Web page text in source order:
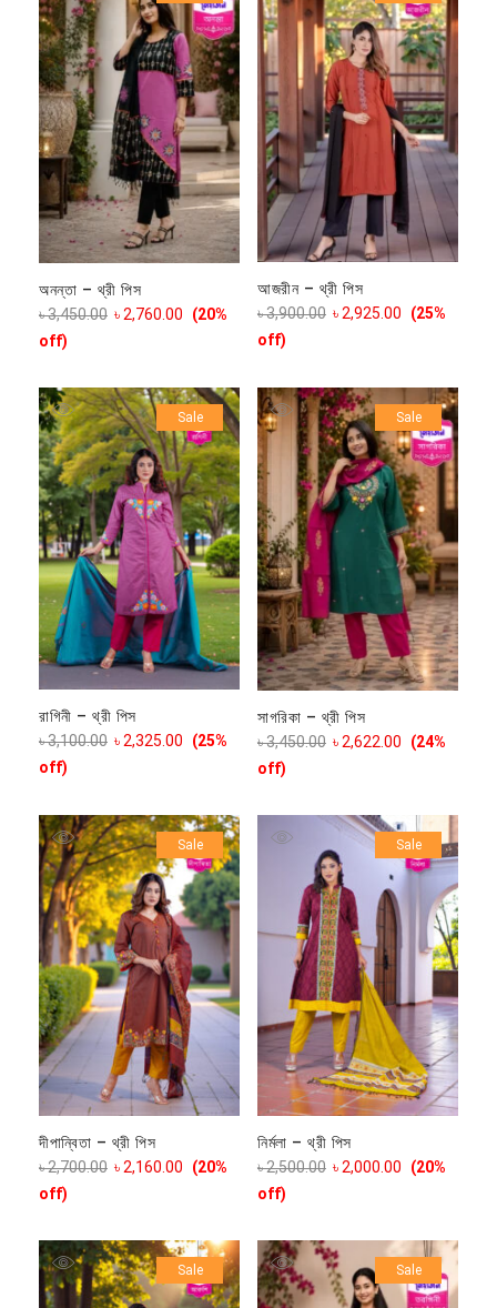
অনন্তা – থ্রী পিস
৳3,450.00 ৳ 2,760.00
(20%
off)
আজরীন – থ্রী পিস
৳3,900.00 ৳ 2,925.00
(25%
off)
Sale
রাগিনী – থ্রী পিস
৳3,100.00 ৳ 2,325.00
(25%
off)
Sale
সাগরিকা – থ্রী পিস
৳3,450.00 ৳ 2,622.00
(24%
off)
Sale
দীপান্বিতা – থ্রী পিস
৳2,700.00 ৳2,160.00
(20%
off)
Sale
নির্মলা – থ্রী পিস
৳2,500.00 ৳2,000.00
(20%
off)
Sale Sale